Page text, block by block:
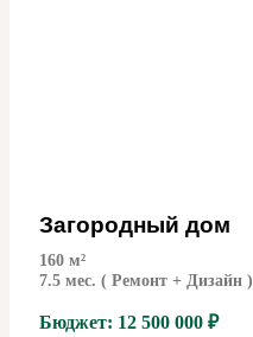
Загородный дом
160 м²
7.5 мес. ( Ремонт + Дизайн )
Бюджет: 12 500 000 ₽